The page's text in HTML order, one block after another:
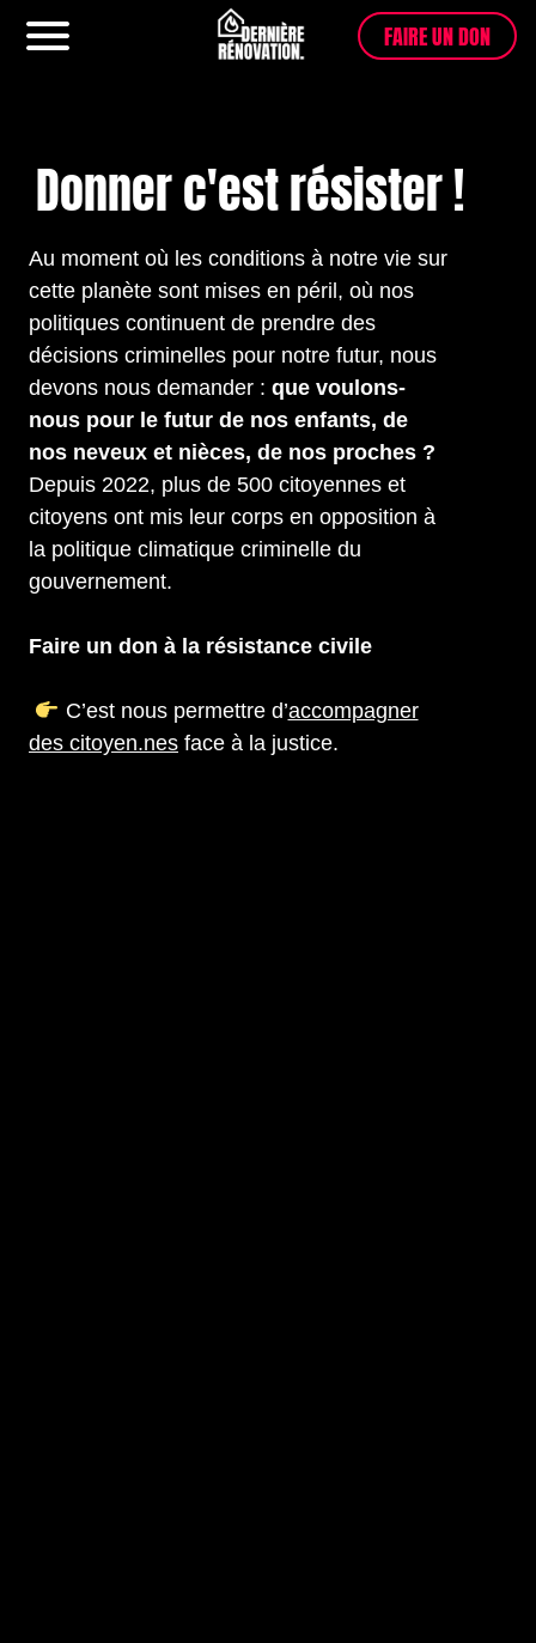
FAIRE UN DON
Donner c'est résister !
Au moment où les conditions à notre vie sur
cette planète sont mises en péril, où nos
politiques continuent de prendre des
décisions criminelles pour notre futur, nous
devons nous demander : que voulons-
nous pour le futur de nos enfants, de
nos neveux et nièces, de nos proches ?
Depuis 2022, plus de 500 citoyennes et
citoyens ont mis leur corps en opposition à
la politique climatique criminelle du
gouvernement.
Faire un don à la résistance civile
C’est nous permettre d’accompagner
des citoyen.nes face à la justice.